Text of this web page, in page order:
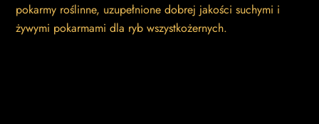
pokarmy roślinne, uzupełnione dobrej jakości suchymi i
żywymi pokarmami dla ryb wszystkożernych.